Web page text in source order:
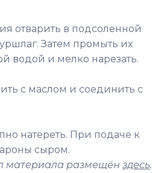
отварить в подсоленной
Затем промыть их
водой и мелко нарезать.
с маслом и соединить с
натереть. При подаче к
сыром.
материала размещён здесь.